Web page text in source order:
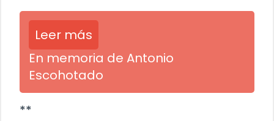
Leer más
En memoria de Antonio
Escohotado
**